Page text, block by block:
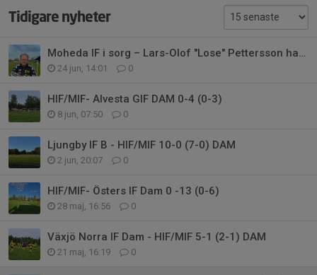
Tidigare nyheter
Moheda IF i sorg – Lars-Olof "Lose" Pettersson har gått bort
24 jun, 14:01 0
HIF/MIF- Alvesta GIF DAM 0-4 (0-3)
8 jun, 07:50 0
Ljungby IF B - HIF/MIF 10-0 (7-0) DAM
2 jun, 20:07 0
HIF/MIF- Östers IF Dam 0 -13 (0-6)
28 maj, 16:56 0
Växjö Norra IF Dam - HIF/MIF 5-1 (2-1) DAM
21 maj, 16:19 0